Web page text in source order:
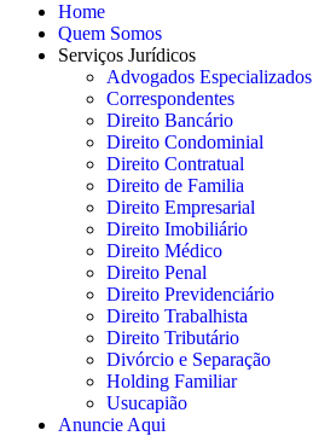
Home
Quem Somos
Serviços Jurídicos
Advogados Especializados
Correspondentes
Direito Bancário
Direito Condominial
Direito Contratual
Direito de Familia
Direito Empresarial
Direito Imobiliário
Direito Médico
Direito Penal
Direito Previdenciário
Direito Trabalhista
Direito Tributário
Divórcio e Separação
Holding Familiar
Usucapião
Anuncie Aqui